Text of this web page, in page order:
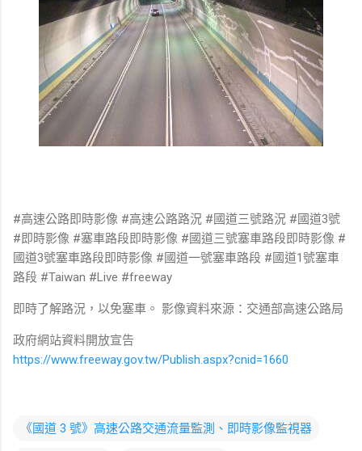
#高速公路即時影像 #高速公路路況 #國道三號路況 #國道3號
#即時影像 #塞車路段即時影像 #國道三號塞車路段即時影像 #
國道3號塞車路段即時影像 #國道一號塞車路段 #國道1號塞車
路段 #Taiwan #Live #freeway
即時了解路況，以免塞車。 影像資料來源：交通部高速公路局
政府網站資料開放宣告
https://www.freeway.gov.tw/Publish.aspx?cnid=1660
《國道 3 號》高速公路交通流量監測、即時影像監視器